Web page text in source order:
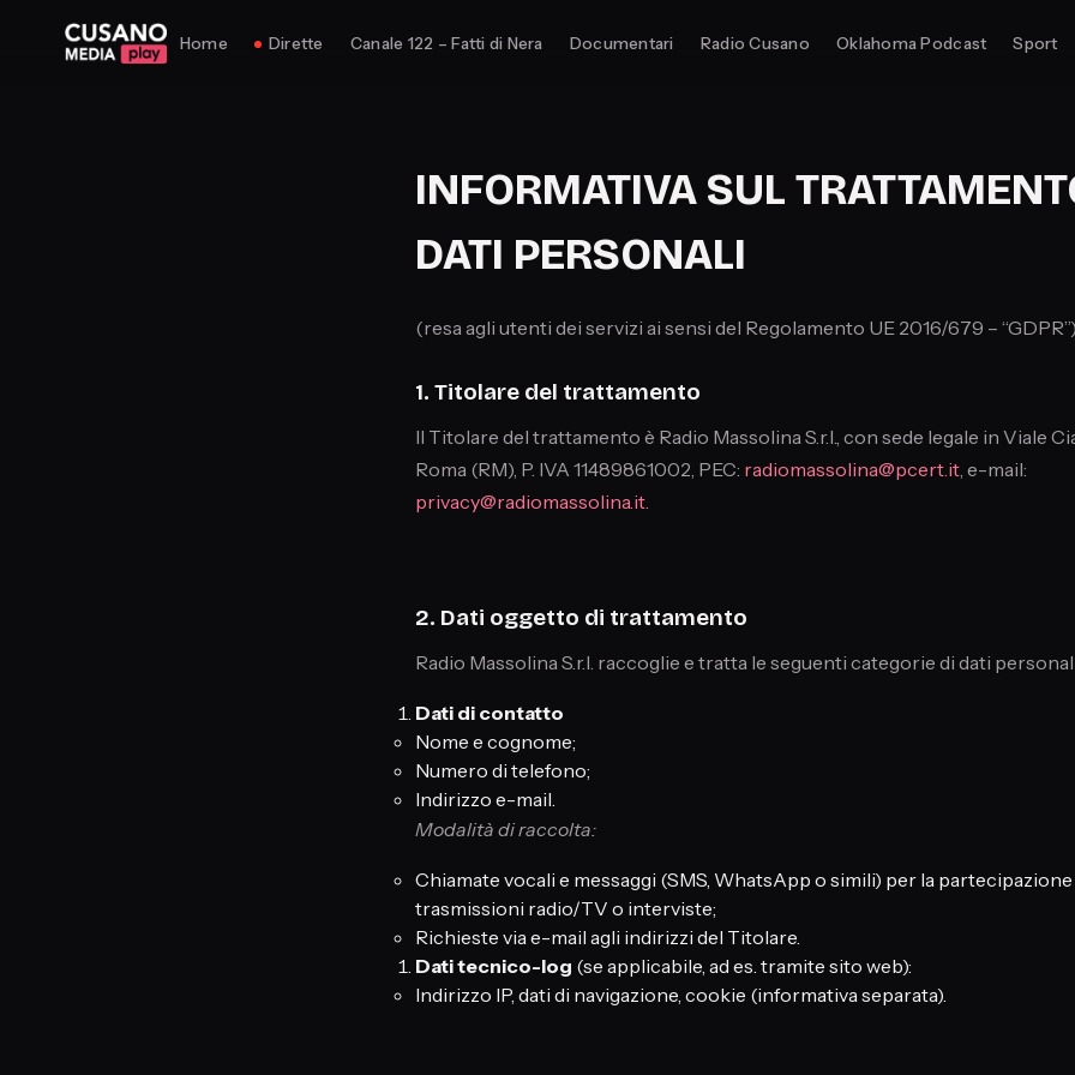
Home Dirette Canale 122 – Fatti di Nera Documentari Radio Cusano Oklahoma Podcast Sport
INFORMATIVA SUL
DATI PERSONALI
(resa agli utenti dei servizi ai sensi del Regolamento UE 2016/679 –
1. Titolare del trattamento
Il Titolare del trattamento è Radio Massolina S.r.l., con sede legale in Viale
Roma (RM), P. IVA 11489861002, PEC: radiomassolina@pcert.it, e-mail:
privacy@radiomassolina.it.
2. Dati oggetto di trattamento
Radio Massolina S.r.l. raccoglie e tratta le seguenti categorie di dati
Dati di contatto
Nome e cognome;
Numero di telefono;
Indirizzo e-mail.
Modalità di raccolta:
Chiamate vocali e messaggi (SMS, WhatsApp o simili) per la partecipazione
trasmissioni radio/TV o interviste;
Richieste via e-mail agli indirizzi del Titolare.
Dati tecnico-log (se applicabile, ad es. tramite sito web):
Indirizzo IP, dati di navigazione, cookie (informativa separata).